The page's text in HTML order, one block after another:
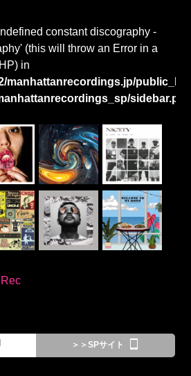
constant discography -
(this will throw an Error in a
in
manhattanrecordings.jp/
＞＞SPサイト